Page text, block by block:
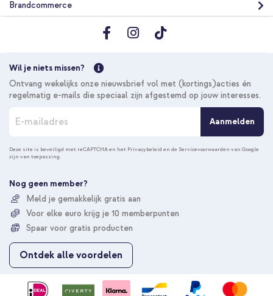
Brandcommerce
Wil je niets missen?
Ontvang wekelijks onze nieuwsbrief vol met (kortings)acties én
regelmatig e-mails die speciaal zijn afgestemd op jouw interesses.
n
n
e
u
o
p
z
Aanmelden
Deze site is beveiligd met reCAPTCHA en het Privacybeleid en de Servicevoorwaarden van Google
zijn van toepassing.
Nog geen member?
Meld je gemakkelijk gratis aan
Voor elke euro krijg je 10 memberpunten
Spaar voor gratis producten
Ontdek alle voordelen